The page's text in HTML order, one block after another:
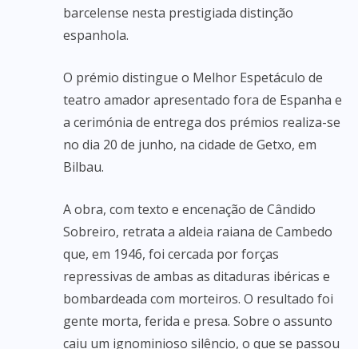
barcelense nesta prestigiada distinção
espanhola.
O prémio distingue o Melhor Espetáculo de
teatro amador apresentado fora de Espanha e
a cerimónia de entrega dos prémios realiza-se
no dia 20 de junho, na cidade de Getxo, em
Bilbau.
A obra, com texto e encenação de Cândido
Sobreiro, retrata a aldeia raiana de Cambedo
que, em 1946, foi cercada por forças
repressivas de ambas as ditaduras ibéricas e
bombardeada com morteiros. O resultado foi
gente morta, ferida e presa. Sobre o assunto
caiu um ignominioso silêncio, o que se passou